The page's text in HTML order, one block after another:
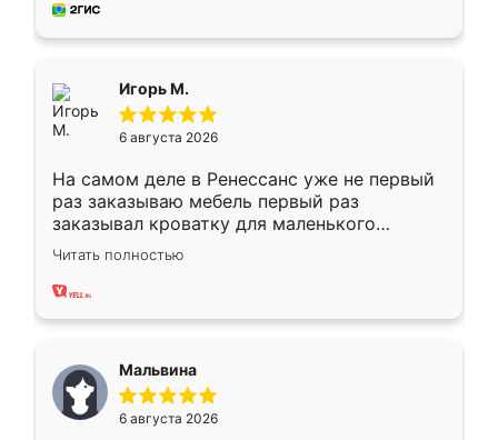
за день, ребята работали аккуратно, даже
Игорь М.
6 августа 2026
На самом деле в Ренессанс уже не первый
раз заказываю мебель первый раз
заказывал кроватку для маленького
ребёнка при его рождении ,во второй раз
заказал шкаф-купе. По качеству очень
хорошее сборка достаточно быстрая,
меньше, здесь же он более разнообразный.
Мне нравится ,если что-то потребуется из
мебели буду заказывать только здесь.
Читать полностью
Мальвина
6 августа 2026